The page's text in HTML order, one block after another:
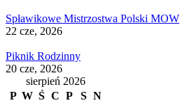
Spławikowe Mistrzostwa Polski MOW
22 cze, 2026
Piknik Rodzinny
20 cze, 2026
sierpień 2026
P W Ś C P S N